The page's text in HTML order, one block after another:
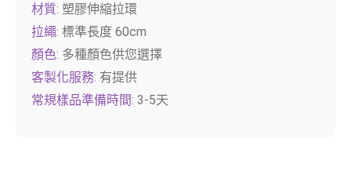
材質: 塑膠伸縮拉環
拉繩: 標準長度 60cm
顏色: 多種顏色供您選擇
客製化服務: 有提供
常規樣品準備時間: 3-5天